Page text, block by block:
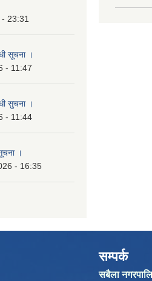
23:31
सूचना ।
- 11:47
सुचना ।
- 11:44
।
- 16:35
सम्पर्क
सबैला